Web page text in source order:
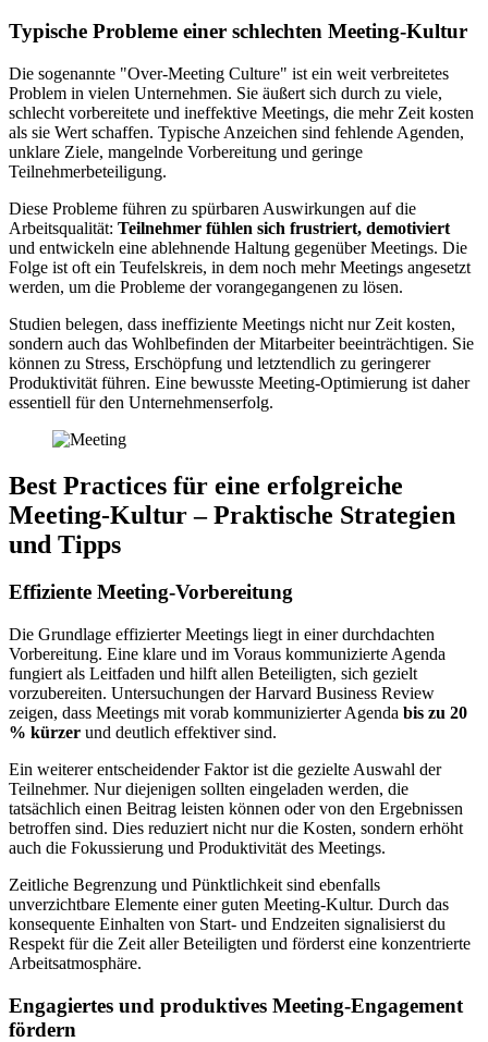
Typische Probleme einer schlechten Meeting-Kultur
Die sogenannte "Over-Meeting Culture" ist ein weit verbreitetes
Problem in vielen Unternehmen. Sie äußert sich durch zu viele,
schlecht vorbereitete und ineffektive Meetings, die mehr Zeit kosten
als sie Wert schaffen. Typische Anzeichen sind fehlende Agenden,
unklare Ziele, mangelnde Vorbereitung und geringe
Teilnehmerbeteiligung.
Diese Probleme führen zu spürbaren Auswirkungen auf die
Arbeitsqualität: Teilnehmer fühlen sich frustriert, demotiviert
und entwickeln eine ablehnende Haltung gegenüber Meetings. Die
Folge ist oft ein Teufelskreis, in dem noch mehr Meetings angesetzt
werden, um die Probleme der vorangegangenen zu lösen.
Studien belegen, dass ineffiziente Meetings nicht nur Zeit kosten,
sondern auch das Wohlbefinden der Mitarbeiter beeinträchtigen. Sie
können zu Stress, Erschöpfung und letztendlich zu geringerer
Produktivität führen. Eine bewusste Meeting-Optimierung ist daher
essentiell für den Unternehmenserfolg.
Best Practices für eine erfolgreiche
Meeting-Kultur – Praktische Strategien
und Tipps
Effiziente Meeting-Vorbereitung
Die Grundlage effizierter Meetings liegt in einer durchdachten
Vorbereitung. Eine klare und im Voraus kommunizierte Agenda
fungiert als Leitfaden und hilft allen Beteiligten, sich gezielt
vorzubereiten. Untersuchungen der Harvard Business Review
zeigen, dass Meetings mit vorab kommunizierter Agenda bis zu 20
% kürzer und deutlich effektiver sind.
Ein weiterer entscheidender Faktor ist die gezielte Auswahl der
Teilnehmer. Nur diejenigen sollten eingeladen werden, die
tatsächlich einen Beitrag leisten können oder von den Ergebnissen
betroffen sind. Dies reduziert nicht nur die Kosten, sondern erhöht
auch die Fokussierung und Produktivität des Meetings.
Zeitliche Begrenzung und Pünktlichkeit sind ebenfalls
unverzichtbare Elemente einer guten Meeting-Kultur. Durch das
konsequente Einhalten von Start- und Endzeiten signalisierst du
Respekt für die Zeit aller Beteiligten und förderst eine konzentrierte
Arbeitsatmosphäre.
Engagiertes und produktives Meeting-Engagement
fördern